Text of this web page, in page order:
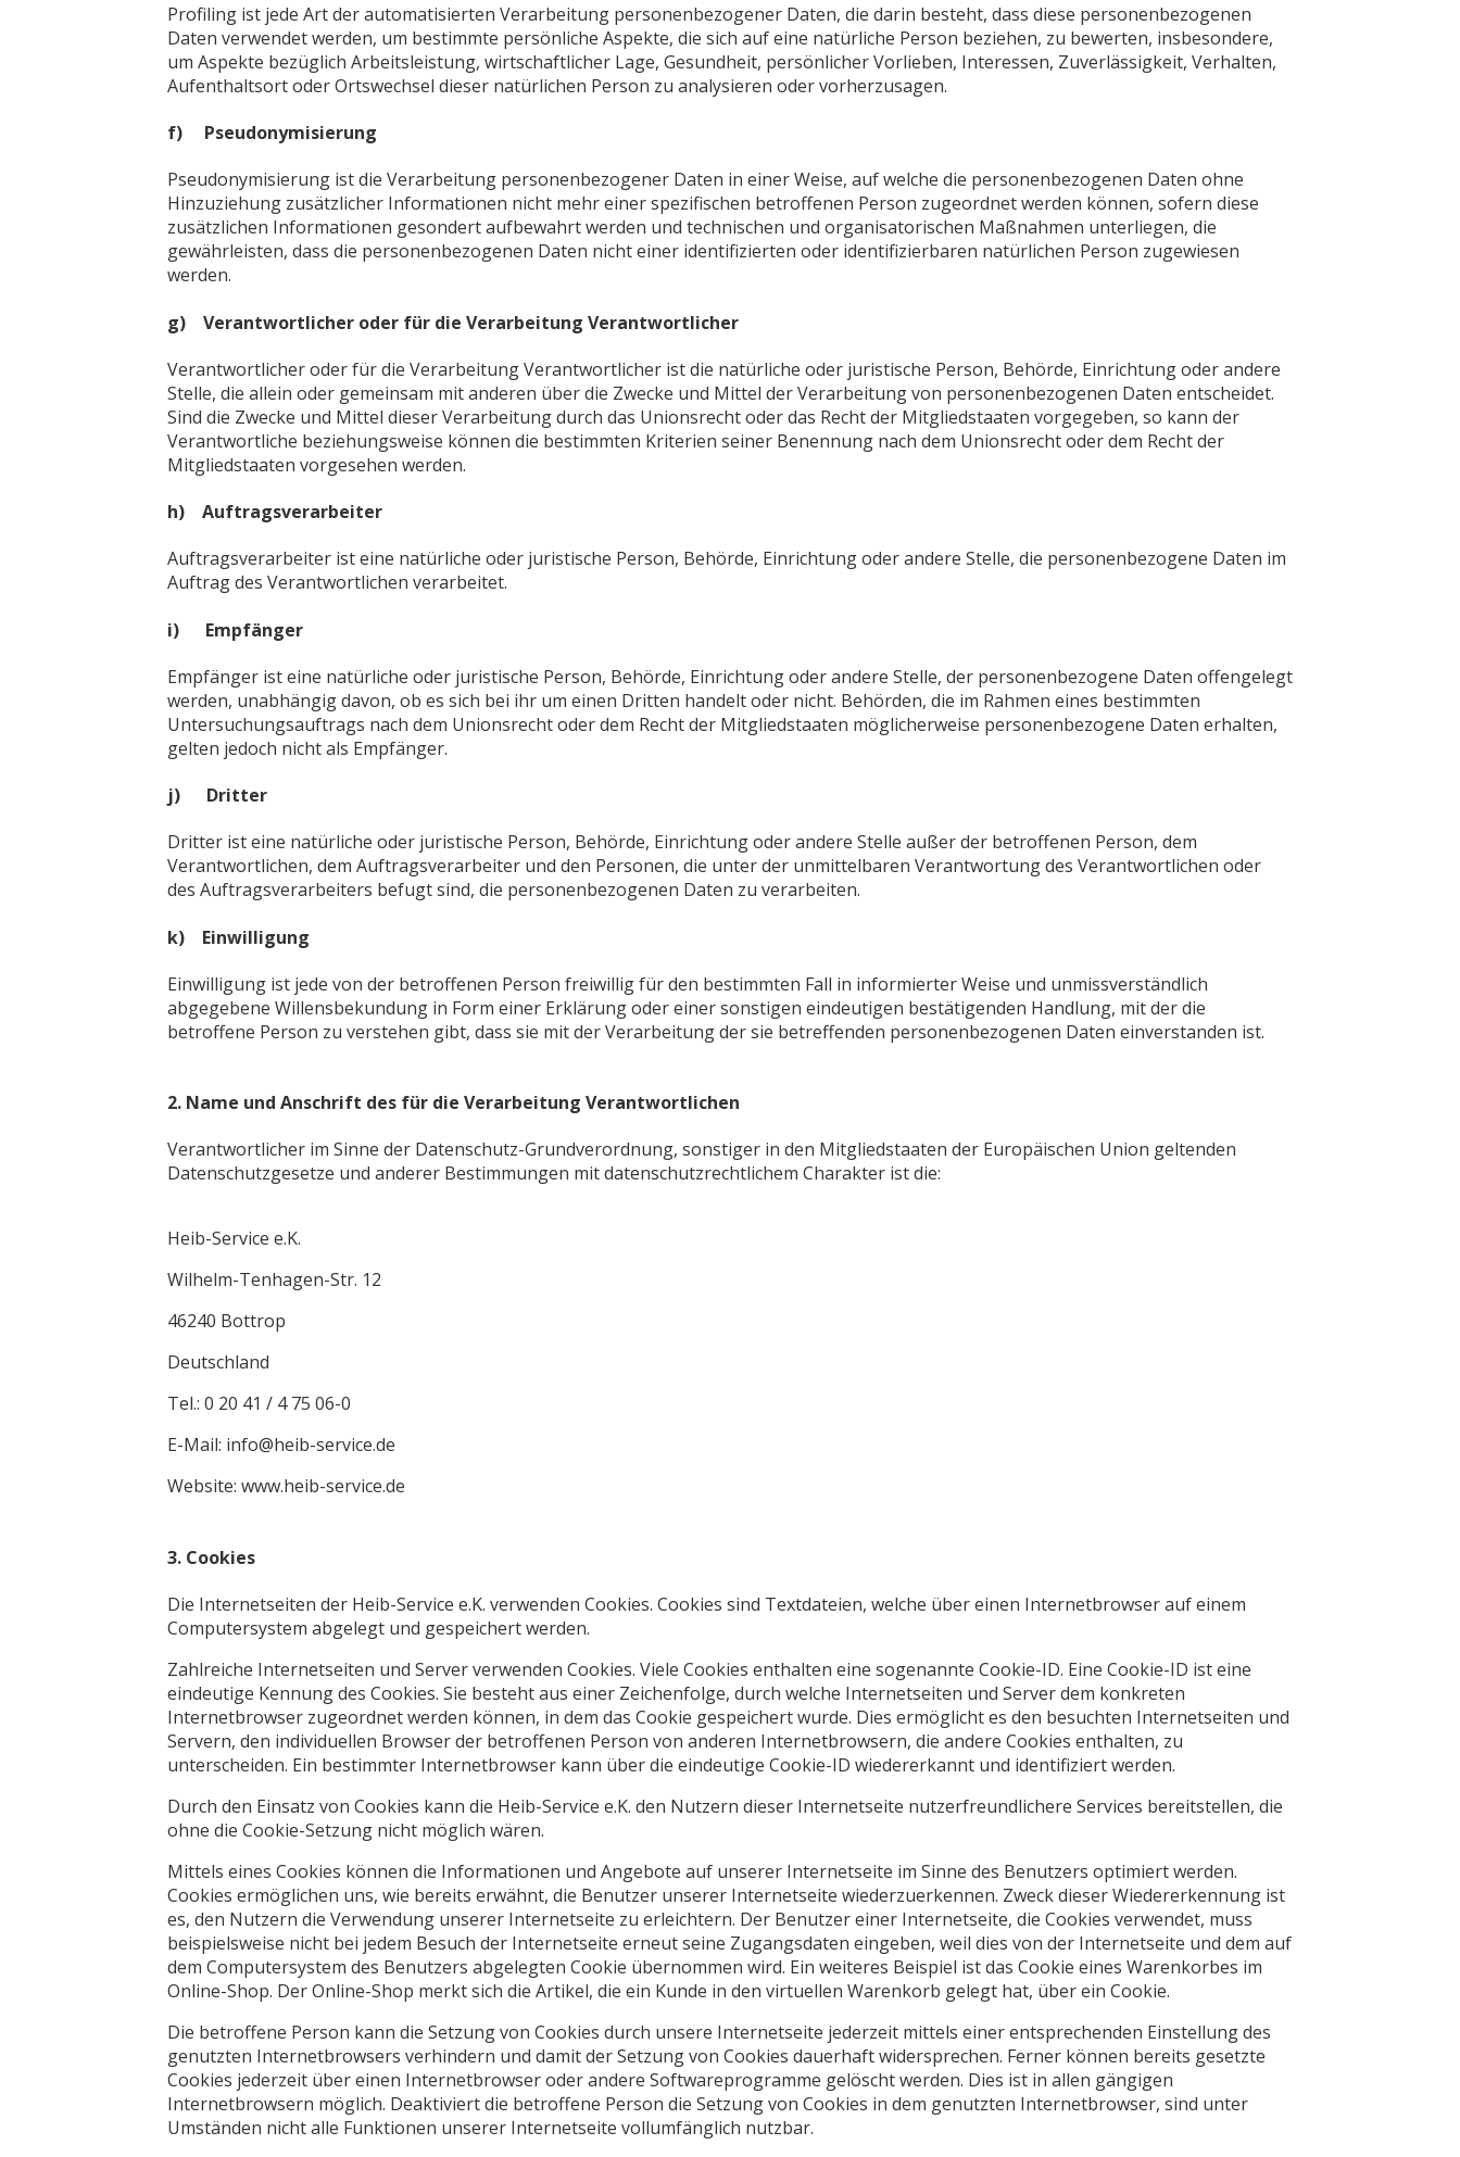
Profiling ist jede Art der automatisierten Verarbeitung personenbezogener Daten, die darin besteht, dass diese personenbezogenen
Daten verwendet werden, um bestimmte persönliche Aspekte, die sich auf eine natürliche Person beziehen, zu bewerten, insbesondere,
um Aspekte bezüglich Arbeitsleistung, wirtschaftlicher Lage, Gesundheit, persönlicher Vorlieben, Interessen, Zuverlässigkeit, Verhalten,
Aufenthaltsort oder Ortswechsel dieser natürlichen Person zu analysieren oder vorherzusagen.
f) Pseudonymisierung
Pseudonymisierung ist die Verarbeitung personenbezogener Daten in einer Weise, auf welche die personenbezogenen Daten ohne
Hinzuziehung zusätzlicher Informationen nicht mehr einer spezifischen betroffenen Person zugeordnet werden können, sofern diese
zusätzlichen Informationen gesondert aufbewahrt werden und technischen und organisatorischen Maßnahmen unterliegen, die
gewährleisten, dass die personenbezogenen Daten nicht einer identifizierten oder identifizierbaren natürlichen Person zugewiesen
werden.
g) Verantwortlicher oder für die Verarbeitung Verantwortlicher
Verantwortlicher oder für die Verarbeitung Verantwortlicher ist die natürliche oder juristische Person, Behörde, Einrichtung oder andere
Stelle, die allein oder gemeinsam mit anderen über die Zwecke und Mittel der Verarbeitung von personenbezogenen Daten entscheidet.
Sind die Zwecke und Mittel dieser Verarbeitung durch das Unionsrecht oder das Recht der Mitgliedstaaten vorgegeben, so kann der
Verantwortliche beziehungsweise können die bestimmten Kriterien seiner Benennung nach dem Unionsrecht oder dem Recht der
Mitgliedstaaten vorgesehen werden.
h) Auftragsverarbeiter
Auftragsverarbeiter ist eine natürliche oder juristische Person, Behörde, Einrichtung oder andere Stelle, die personenbezogene Daten im
Auftrag des Verantwortlichen verarbeitet.
i) Empfänger
Empfänger ist eine natürliche oder juristische Person, Behörde, Einrichtung oder andere Stelle, der personenbezogene Daten offengelegt
werden, unabhängig davon, ob es sich bei ihr um einen Dritten handelt oder nicht. Behörden, die im Rahmen eines bestimmten
Untersuchungsauftrags nach dem Unionsrecht oder dem Recht der Mitgliedstaaten möglicherweise personenbezogene Daten erhalten,
gelten jedoch nicht als Empfänger.
j) Dritter
Dritter ist eine natürliche oder juristische Person, Behörde, Einrichtung oder andere Stelle außer der betroffenen Person, dem
Verantwortlichen, dem Auftragsverarbeiter und den Personen, die unter der unmittelbaren Verantwortung des Verantwortlichen oder
des Auftragsverarbeiters befugt sind, die personenbezogenen Daten zu verarbeiten.
k) Einwilligung
Einwilligung ist jede von der betroffenen Person freiwillig für den bestimmten Fall in informierter Weise und unmissverständlich
abgegebene Willensbekundung in Form einer Erklärung oder einer sonstigen eindeutigen bestätigenden Handlung, mit der die
betroffene Person zu verstehen gibt, dass sie mit der Verarbeitung der sie betreffenden personenbezogenen Daten einverstanden ist.
2. Name und Anschrift des für die Verarbeitung Verantwortlichen
Verantwortlicher im Sinne der Datenschutz-Grundverordnung, sonstiger in den Mitgliedstaaten der Europäischen Union geltenden
Datenschutzgesetze und anderer Bestimmungen mit datenschutzrechtlichem Charakter ist die:
Heib-Service e.K.
Wilhelm-Tenhagen-Str. 12
46240 Bottrop
Deutschland
Tel.: 0 20 41 / 4 75 06-0
E-Mail: info@heib-service.de
Website: www.heib-service.de
3. Cookies
Die Internetseiten der Heib-Service e.K. verwenden Cookies. Cookies sind Textdateien, welche über einen Internetbrowser auf einem
Computersystem abgelegt und gespeichert werden.
Zahlreiche Internetseiten und Server verwenden Cookies. Viele Cookies enthalten eine sogenannte Cookie-ID. Eine Cookie-ID ist eine
eindeutige Kennung des Cookies. Sie besteht aus einer Zeichenfolge, durch welche Internetseiten und Server dem konkreten
Internetbrowser zugeordnet werden können, in dem das Cookie gespeichert wurde. Dies ermöglicht es den besuchten Internetseiten und
Servern, den individuellen Browser der betroffenen Person von anderen Internetbrowsern, die andere Cookies enthalten, zu
unterscheiden. Ein bestimmter Internetbrowser kann über die eindeutige Cookie-ID wiedererkannt und identifiziert werden.
Durch den Einsatz von Cookies kann die Heib-Service e.K. den Nutzern dieser Internetseite nutzerfreundlichere Services bereitstellen, die
ohne die Cookie-Setzung nicht möglich wären.
Mittels eines Cookies können die Informationen und Angebote auf unserer Internetseite im Sinne des Benutzers optimiert werden.
Cookies ermöglichen uns, wie bereits erwähnt, die Benutzer unserer Internetseite wiederzuerkennen. Zweck dieser Wiedererkennung ist
es, den Nutzern die Verwendung unserer Internetseite zu erleichtern. Der Benutzer einer Internetseite, die Cookies verwendet, muss
beispielsweise nicht bei jedem Besuch der Internetseite erneut seine Zugangsdaten eingeben, weil dies von der Internetseite und dem auf
dem Computersystem des Benutzers abgelegten Cookie übernommen wird. Ein weiteres Beispiel ist das Cookie eines Warenkorbes im
Online-Shop. Der Online-Shop merkt sich die Artikel, die ein Kunde in den virtuellen Warenkorb gelegt hat, über ein Cookie.
Die betroffene Person kann die Setzung von Cookies durch unsere Internetseite jederzeit mittels einer entsprechenden Einstellung des
genutzten Internetbrowsers verhindern und damit der Setzung von Cookies dauerhaft widersprechen. Ferner können bereits gesetzte
Cookies jederzeit über einen Internetbrowser oder andere Softwareprogramme gelöscht werden. Dies ist in allen gängigen
Internetbrowsern möglich. Deaktiviert die betroffene Person die Setzung von Cookies in dem genutzten Internetbrowser, sind unter
Umständen nicht alle Funktionen unserer Internetseite vollumfänglich nutzbar.